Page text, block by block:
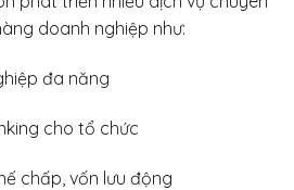
doanh nghiệp như:
đa năng
cho tổ chức
chấp, vốn lưu động